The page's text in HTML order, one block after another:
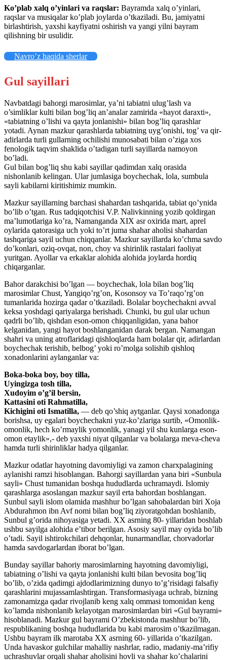
Ko’plab xalq o’yinlari va raqslar: Bayramda xalq o’yinlari,
raqslar va musiqalar ko’plab joylarda o’tkaziladi. Bu, jamiyatni
birlashtirish, yaxshi kayfiyatni oshirish va yangi yilni bayram
qilishning bir usulidir.
Navro’z haqida sherlar
Gul sayillari
Navbatdagi bahorgi marosimlar, ya’ni tabiatni ulug’lash va
o’simliklar kulti bilan bog’liq an’analar zamirida «hayot daraxti»,
«tabiatning o’lishi va qayta jonlanishi» bilan bog’liq qarashlar
yotadi. Aynan mazkur qarashlarda tabiatning uyg’onishi, tog’ va qir-
adirlarda turli gullarning ochilishi munosabati bilan o’ziga xos
fenologik taqvim shaklida o’tadigan turli sayillarda namoyon
bo’ladi.
Gul bilan bog’liq shu kabi sayillar qadimdan xalq orasida
nishonlanib kelingan. Ular jumlasiga boychechak, lola, sumbula
sayli kabilarni kiritishimiz mumkin.
Mazkur sayillarning barchasi shahardan tashqarida, tabiat qo’ynida
bo’lib o’tgan. Rus tadqiqotchisi V.P. Nalivkinning yozib qoldirgan
ma’lumotlariga ko’ra, Namanganda XIX asr oxirida mart, aprel
oylarida qatorasiga uch yoki to’rt juma shahar aholisi shahardan
tashqariga sayil uchun chiqqanlar. Mazkur sayillarda ko’chma savdo
do’konlari, oziq-ovqat, non, choy va shirinlik rastalari faoliyat
yuritgan. Ayollar va erkaklar alohida alohida joylarda hordiq
chiqarganlar.
Bahor darakchisi bo’lgan — boychechak, lola bilan bog’liq
marosimlar Chust, Yangiqo’rg’on, Kosonsoy va To’raqo’rg’on
tumanlarida hozirga qadar o’tkaziladi. Bolalar boychechakni avval
keksa yoshdagi qariyalarga berishadi. Chunki, bu gul ular uchun
qadrli bo’lib, qishdan eson-omon chiqqanligidan, yana bahor
kelganidan, yangi hayot boshlanganidan darak bergan. Namangan
shahri va uning atroflaridagi qishloqlarda ham bolalar qir, adirlardan
boychechak terishib, belbog’ yoki ro’molga solishib qishloq
xonadonlarini aylanganlar va:
Boka-boka boy, boy tilla,
Uyingizga tosh tilla,
Xudoyim o’g’il bersin,
Kattasini oti Rahmatilla,
Kichigini oti Ismatilla, — deb qo’shiq aytganlar. Qaysi xonadonga
borishsa, uy egalari boychechakni yuz-ko’zlariga surtib, «Omonlik-
omonlik, hech ko’rmaylik yomonlik, yanagi yil shu kunlarga eson-
omon etaylik»,- deb yaxshi niyat qilganlar va bolalarga meva-cheva
hamda turli shirinliklar hadya qilganlar.
Mazkur odatlar hayotning davomiyligi va zamon charxpalagining
aylanishi ramzi hisoblangan. Bahorgi sayillardan yana biri «Sunbula
sayli» Chust tumanidan boshqa hududlarda uchramaydi. Islomiy
qarashlarga asoslangan mazkur sayil erta bahordan boshlangan.
Sunbul sayli islom olamida mashhur bo’lgan sahobalardan biri Xoja
Abdurahmon ibn Avf nomi bilan bog’liq ziyoratgohdan boshlanib,
Sunbul g’orida nihoyasiga yetadi. XX asrning 80- yillaridan boshlab
ushbu sayilga alohida e’tibor berilgan. Asosiy sayil may oyida bo’lib
o’tadi. Sayil ishtirokchilari dehqonlar, hunarmandlar, chorvadorlar
hamda savdogarlardan iborat bo’lgan.
Bunday sayillar bahoriy marosimlarning hayotning davomiyligi,
tabiatning o’lishi va qayta jonlanishi kulti bilan bevosita bog’liq
bo’lib, o’zida qadimgi ajdodlarimizning dunyo to’g’risidagi falsafiy
qarashlarini mujassamlashtirgan. Transformasiyaga uchrab, bizning
zamonamizga qadar rivojlanib keng xalq ommasi tomonidan keng
ko’lamda nishonlanib kelayotgan marosimlardan biri «Gul bayrami»
hisoblanadi. Mazkur gul bayrami O’zbekistonda mashhur bo’lib,
respublikaning boshqa hududlarida bu kabi marosim o’tkazilmagan.
Ushbu bayram ilk marotaba XX asrning 60- yillarida o’tkazilgan.
Unda havaskor gulchilar mahalliy nashrlar, radio, madaniy-ma’rifiy
uchrashuvlar orqali shahar aholisini hovli va shahar ko’chalarini